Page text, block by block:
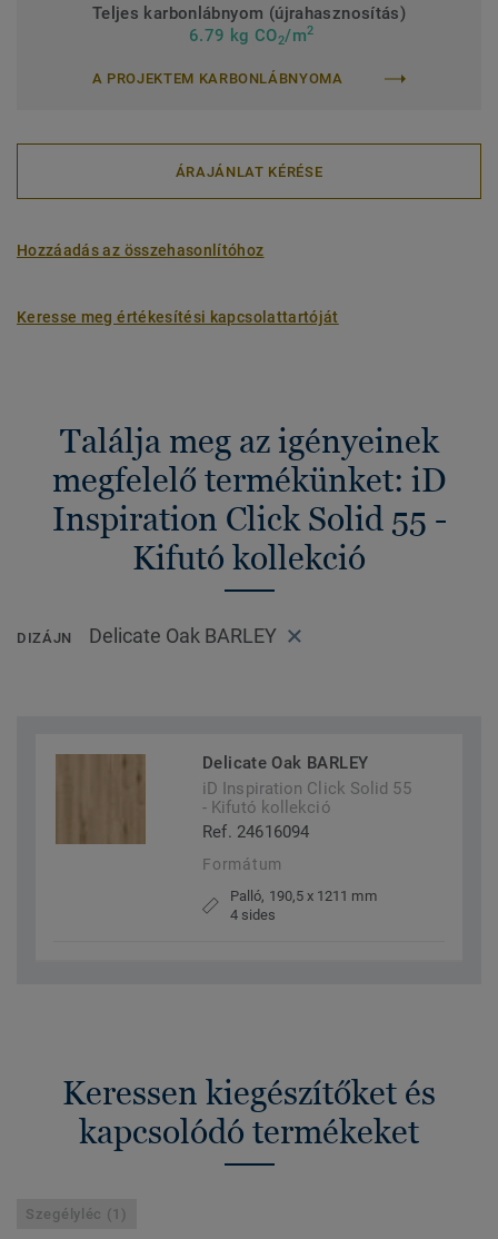
Teljes karbonlábnyom (újrahasznosítás)
6.79 kg CO2/m2
A PROJEKTEM KARBONLÁBNYOMA
ÁRAJÁNLAT KÉRÉSE
Hozzáadás az összehasonlítóhoz
Keresse meg értékesítési kapcsolattartóját
Találja meg az igényeinek
megfelelő termékünket: iD
Inspiration Click Solid 55 -
Kifutó kollekció
DIZÁJN Delicate Oak BARLEY
Delicate Oak BARLEY
iD Inspiration Click Solid 55
- Kifutó kollekció
Ref. 24616094
Formátum
Palló, 190,5 x 1211 mm
4 sides
Keressen kiegészítőket és
kapcsolódó termékeket
Szegélyléc (1)